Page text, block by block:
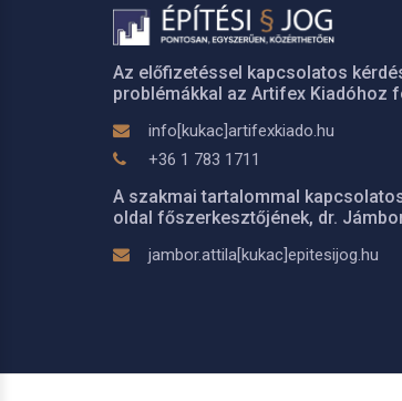
Az előfizetéssel kapcsolatos
problémákkal az Artifex Kiadóhoz
info[kukac]artifexkiado.hu
+36 1 783 1711
A szakmai tartalommal
oldal főszerkesztőjének, dr.
jambor.attila[kukac]epitesijog.hu